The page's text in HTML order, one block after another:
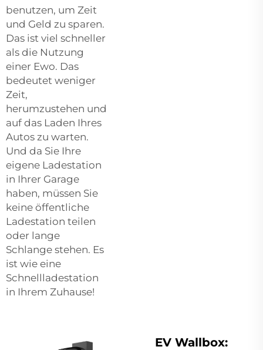
benutzen, um Zeit
und Geld zu sparen.
Das ist viel schneller
als die Nutzung
einer Ewo. Das
bedeutet weniger
Zeit,
herumzustehen und
auf das Laden Ihres
Autos zu warten.
Und da Sie Ihre
eigene Ladestation
in Ihrer Garage
haben, müssen Sie
keine öffentliche
Ladestation teilen
oder lange
Schlange stehen. Es
ist wie eine
Schnellladestation
in Ihrem Zuhause!
EV Wallbox: